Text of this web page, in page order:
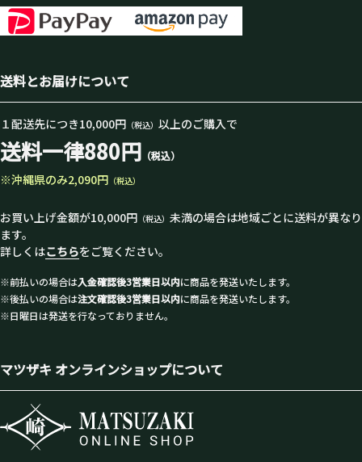
送料とお届けについて
１配送先につき10,000円 （税込） 以上のご購入で
送料一律880円 （税込）
※沖縄県のみ2,090円 （税込）
お買い上げ金額が10,000円 （税込） 未満の場合は地域ごとに送料が異なり
ます。
詳しくはこちらをご覧ください。
※前払いの場合は入金確認後3営業日以内に商品を発送いたします。
※後払いの場合は注文確認後3営業日以内に商品を発送いたします。
※日曜日は発送を行なっておりません。
マツザキ オンラインショップについて